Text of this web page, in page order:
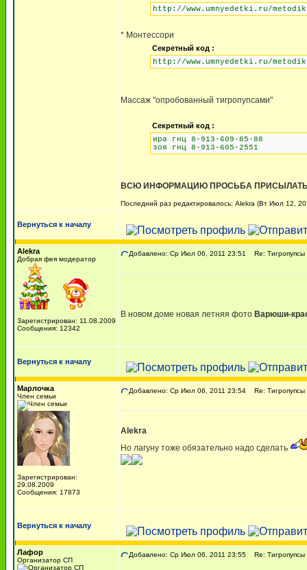
http://www.umnyedetki.ru/
* Монтессори
Секретный код :
http://www.umnyedetki.ru/
Массаж "опробованный тигропупсами"
Секретный код :
ира гнц 8-913-609-85-88
зоя гнц 8-913-605-2551
ВСЮ ИНФОРМАЦИЮ ПРОСЬБА
Последний раз редактировалось: Alekra (Вт Июл 12,
Вернуться к началу
Alekra
Добрая фея модератор
Зарегистрирован: 11.08.2009
Сообщения: 12342
Добавлено: Ср Июл 06, 2011 23:51 Re:
В новом доме новая летняя фото Варюши-
Вернуться к началу
Марлочка
Член семьи
Зарегистрирован:
29.08.2009
Сообщения: 17873
Добавлено: Ср Июл 06, 2011 23:54 Re:
Alekra
Но лагуну тоже обязательно надо сделать
Вернуться к началу
Лафор
Организатор СП
Добавлено: Ср Июл 06, 2011 23:55 Re: